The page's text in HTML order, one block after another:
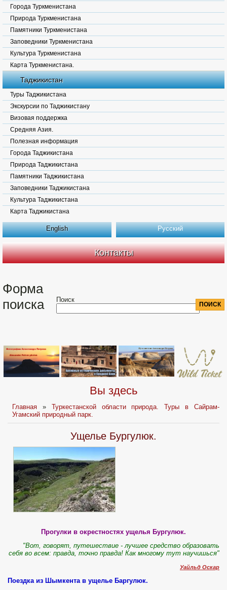
Города Туркменистана
Природа Туркменистана
Памятники Туркменистана
Заповедники Туркменистана
Культура Туркменистана
Карта Туркменистана.
Таджикистан
Туры Таджикистана
Экскурсии по Таджикистану
Визовая поддержка
Средняя Азия.
Полезная информация
Города Таджикистана
Природа Таджикистана
Памятники Таджикистана
Заповедники Таджикистана
Культура Таджикистана
Карта Таджикистана
English Русский
Контакты
Форма
поиска
Поиск
Вы здесь
Главная » Туркестанской области природа. Туры в Сайрам-
Угамский природный парк.
Ущелье Бургулюк.
Прогулки в окрестностях ущелья Бургулюк.
"Вот, говорят, путешествие - лучшее средство образовать
себя во всем: правда, точно правда! Как многому тут научишься"
Уайльд Оскар
Поездка из Шымкента в ущелье Баргулюк.